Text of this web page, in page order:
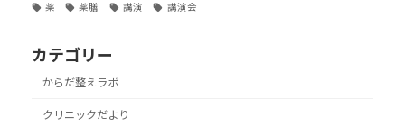
薬 薬膳 講演 講演会
カテゴリー
からだ整えラボ
クリニックだより